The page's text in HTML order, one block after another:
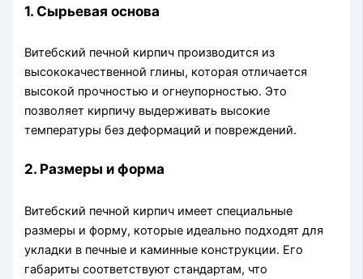
1. Сырьевая основа
Витебский печной кирпич производится из
высококачественной глины, которая отличается
высокой прочностью и огнеупорностью. Это
позволяет кирпичу выдерживать высокие
температуры без деформаций и повреждений.
2. Размеры и форма
Витебский печной кирпич имеет специальные
размеры и форму, которые идеально подходят для
укладки в печные и каминные конструкции. Его
габариты соответствуют стандартам, что